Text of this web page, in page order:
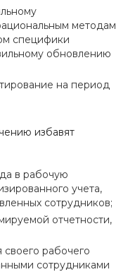
методам
специфики
обновлению
на период
избавят
в рабочую
учета,
сотрудников;
отчетности,
рабочего
сотрудниками